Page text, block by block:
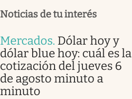
Noticias de tu interés
Mercados. Dólar hoy y
dólar blue hoy: cuál es la
cotización del jueves 6
de agosto minuto a
minuto